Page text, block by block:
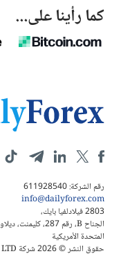
كما رأينا على...
رقم الشركة: 611928540
info@dailyforex.com
2803 فيلادلفيا بايك،
المتحدة الأمريكية
حقوق النشر © 2026 شركة DailyForex LTD